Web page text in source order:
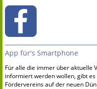
App für's Smartphone
Für alle die immer über aktuelle
informiert werden wollen, gibt
Fördervereins auf der neuen